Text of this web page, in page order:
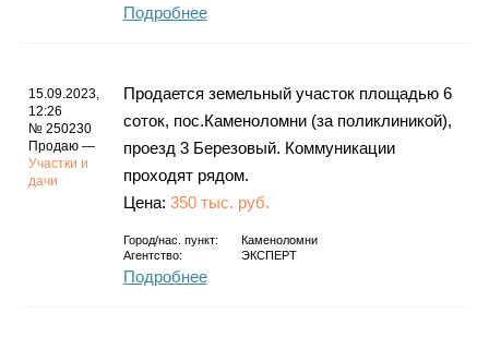
Подробнее
15.09.2023,
12:26
№ 250230
Продаю —
Участки и
дачи
Продается земельный участок площадью 6
соток, пос.Каменоломни (за поликлиникой),
проезд 3 Березовый. Коммуникации
проходят рядом.
Цена: 350 тыс. руб.
Город/нас. пункт:
Каменоломни
Агентство:
ЭКСПЕРТ
Подробнее